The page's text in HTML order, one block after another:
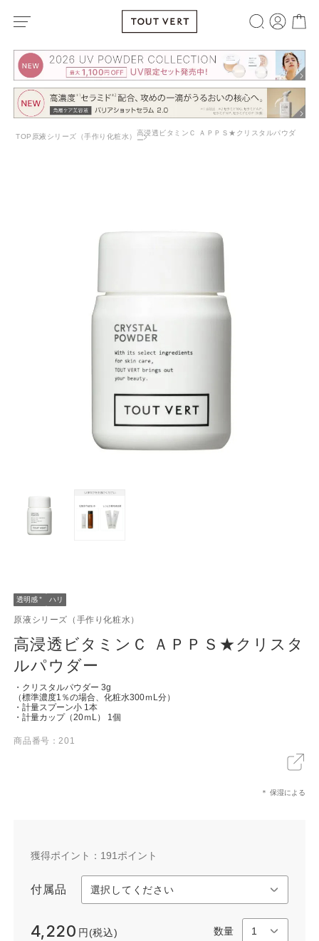
TOP 原液シリーズ（手作り化粧水） 高浸透ビタミンＣ ＡＰＰＳ★クリスタルパウダ
ー
透明感 ＊ ハリ
原液シリーズ（手作り化粧水）
高浸透ビタミンＣ ＡＰＰＳ★クリスタ
ルパウダー
・クリスタルパウダー 3g
（標準濃度1％の場合、化粧水300ｍL分）
・計量スプーン小 1本
・計量カップ（20ｍL） 1個
商品番号：201
＊ 保湿による
獲得ポイント： 191 ポイント
付属品
4,220 円(税込) 数量